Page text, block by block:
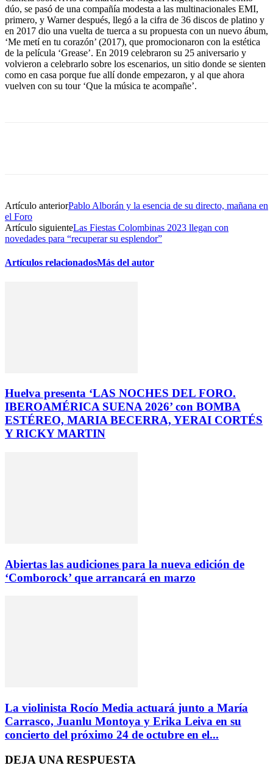
dúo, se pasó de una compañía modesta a las multinacionales EMI,
primero, y Warner después, llegó a la cifra de 36 discos de platino y
en 2017 dio una vuelta de tuerca a su propuesta con un nuevo ábum,
‘Me metí en tu corazón’ (2017), que promocionaron con la estética
de la película ‘Grease’. En 2019 celebraron su 25 aniversario y
volvieron a celebrarlo sobre los escenarios, un sitio donde se sienten
como en casa porque fue allí donde empezaron, y al que ahora
vuelven con su tour ‘Que la música te acompañe’.
Artículo anteriorPablo Alborán y la esencia de su directo, mañana en
el Foro
Artículo siguienteLas Fiestas Colombinas 2023 llegan con
novedades para “recuperar su esplendor”
Artículos relacionadosMás del autor
Huelva presenta ‘LAS NOCHES DEL FORO.
IBEROAMÉRICA SUENA 2026’ con BOMBA
ESTÉREO, MARIA BECERRA, YERAI CORTÉS
Y RICKY MARTIN
Abiertas las audiciones para la nueva edición de
‘Comborock’ que arrancará en marzo
La violinista Rocío Media actuará junto a María
Carrasco, Juanlu Montoya y Erika Leiva en su
concierto del próximo 24 de octubre en el...
DEJA UNA RESPUESTA